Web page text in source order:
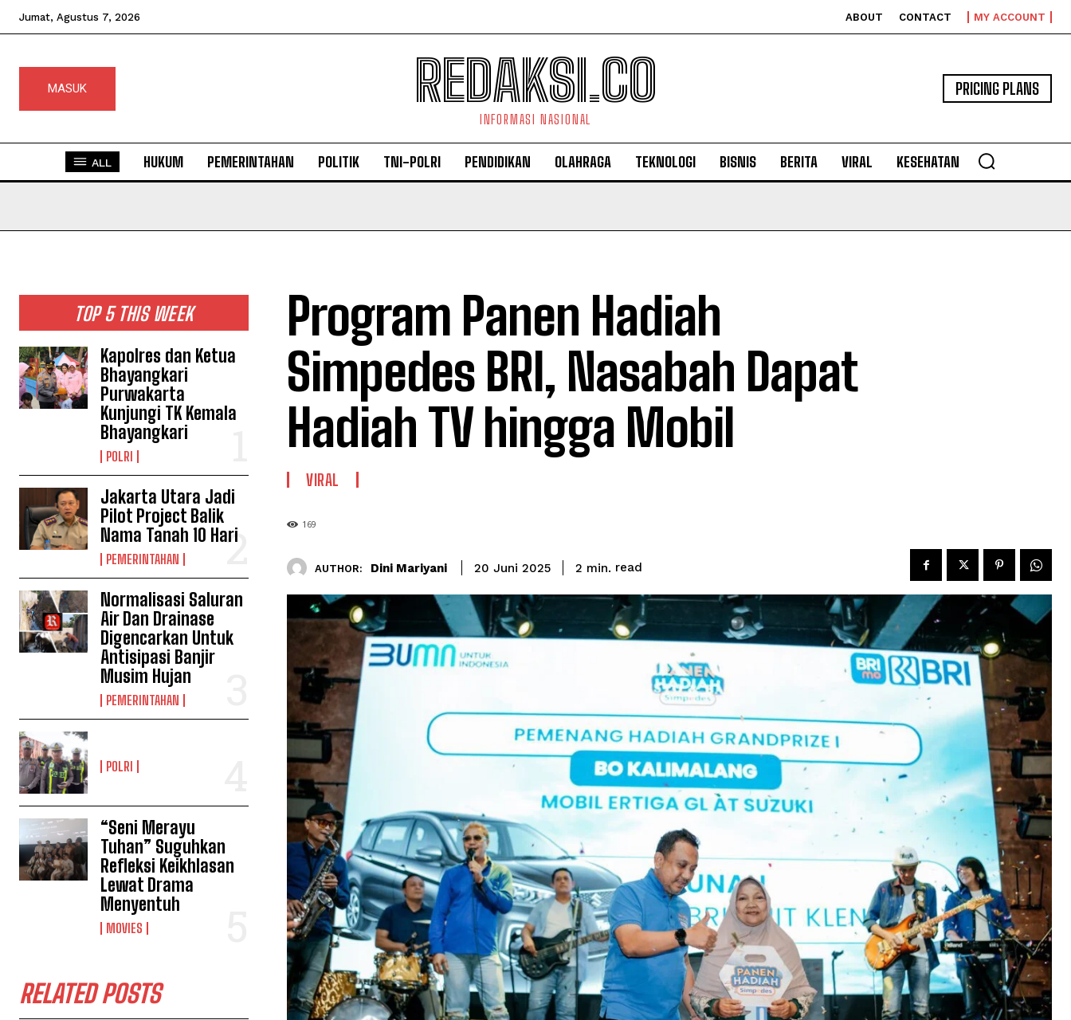
Jumat, Agustus 7, 2026 ABOUT CONTACT MY ACCOUNT
MASUK REDAKSI.CO
INFORMASI NASIONAL
PRICING PLANS
ALL HUKUM PEMERINTAHAN POLITIK TNI-POLRI PENDIDIKAN OLAHRAGA TEKNOLOGI BISNIS BERITA VIRAL KESEHATAN
TOP 5 THIS WEEK
Kapolres dan Ketua
Bhayangkari
Purwakarta
Kunjungi TK Kemala
Bhayangkari
POLRI
Jakarta Utara Jadi
Pilot Project Balik
Nama Tanah 10 Hari
PEMERINTAHAN
Normalisasi Saluran
Air Dan Drainase
Digencarkan Untuk
Antisipasi Banjir
Musim Hujan
PEMERINTAHAN
POLRI
“Seni Merayu
Tuhan” Suguhkan
Refleksi Keikhlasan
Lewat Drama
Menyentuh
MOVIES
RELATED POSTS
Program Panen Hadiah
Simpedes BRI, Nasabah Dapat
Hadiah TV hingga Mobil
VIRAL
169
AUTHOR: Dini Mariyani 20 Juni 2025 2 min. read